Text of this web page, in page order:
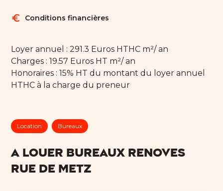
euro Conditions financières
Loyer annuel : 291.3 Euros HTHC m²/ an
Charges : 19.57 Euros HT m²/ an
Honoraires : 15% HT du montant du loyer annuel
HTHC à la charge du preneur
Location Bureaux
A LOUER BUREAUX RENOVES
RUE DE METZ